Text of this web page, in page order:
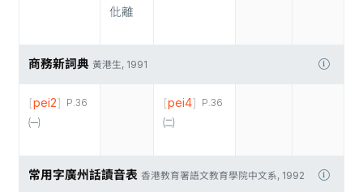
仳離
商務新詞典 黃港生, 1991
P.36
[pei2]
㈠
P.36
[pei4]
㈡
常用字廣州話讀音表 香港教育署語文教育學院中文系, 1992